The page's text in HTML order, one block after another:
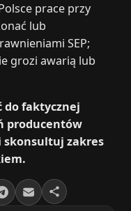
prace przy
lub
SEP;
grozi awarią lub
do faktycznej
producentów
skonsultuj zakres